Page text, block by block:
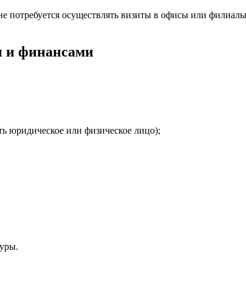
осуществлять визиты в офисы или филиалы
и финансами
юридическое или физическое лицо);